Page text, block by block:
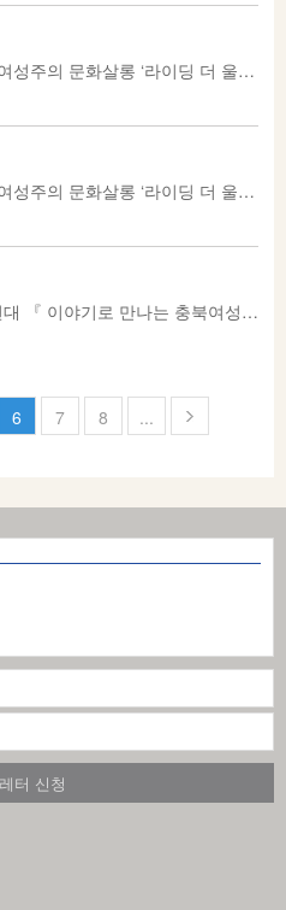
(2020 성평등) 문화기획달 『 여성주의 문화살롱 ‘라이딩 더 울프(Riding the wolf)’ 』(2)
(2020 성평등) 문화기획달 『 여성주의 문화살롱 ‘라이딩 더 울프(Riding the wolf)’ 』
(2020 성평등) 충북여성살림연대 『 이야기로 만나는 충북여성인물사 』
6 7 8 ...